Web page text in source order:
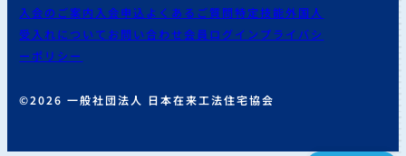
入会のご案内 入会申込よくあるご質問特定技能外国人
受入れについて お問い合わせ会員ログイン プライバシ
ーポリシー
©2026 一般社団法人 日本在来工法住宅協会